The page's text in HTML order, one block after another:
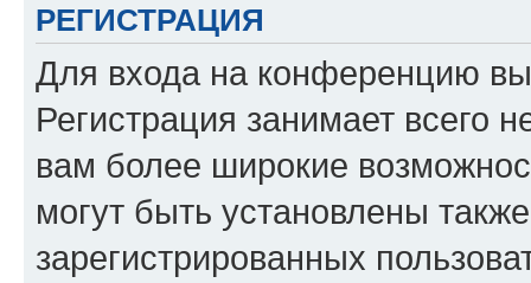
РЕГИСТРАЦИЯ
Для входа на конференцию
Регистрация занимает всего
вам более широкие
могут быть установлены
зарегистрированных